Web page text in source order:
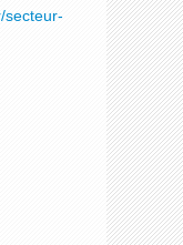
secteur-